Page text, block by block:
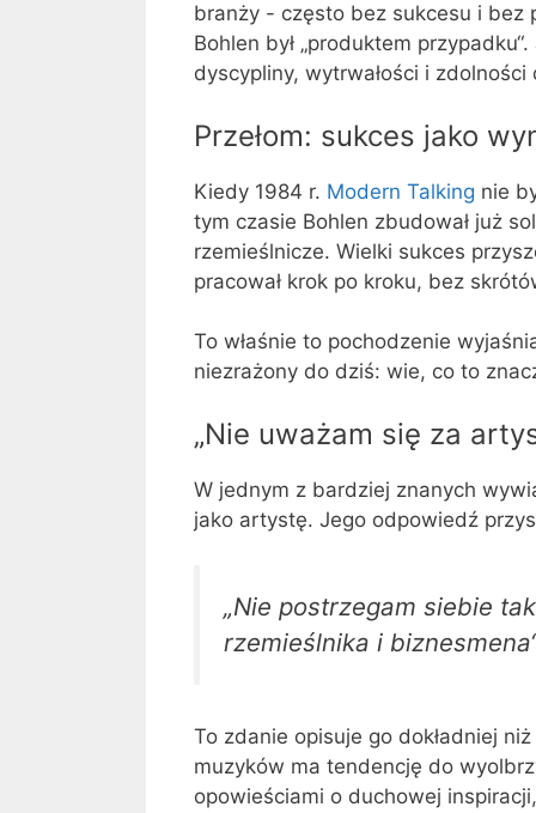
branży - często bez sukcesu i bez
Bohlen był „produktem
dyscypliny, wytrwałości i
Przełom: sukces jako
Kiedy 1984 r. Modern Talking nie
tym czasie Bohlen zbudował już
rzemieślnicze. Wielki sukces
pracował krok po kroku, bez
To właśnie to pochodzenie
niezrażony do dziś: wie, co to
„Nie uważam się za
W jednym z bardziej znanych
jako artystę. Jego odpowiedź
„Nie postrzegam siebie
rzemieślnika i
To zdanie opisuje go dokładniej
muzyków ma tendencję do
opowieściami o duchowej